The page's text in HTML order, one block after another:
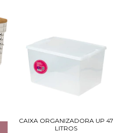
CAIXA ORGANIZADORA UP 47
LITROS